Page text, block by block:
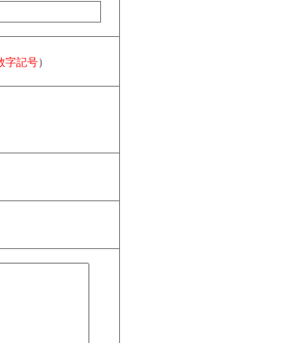
字記号）